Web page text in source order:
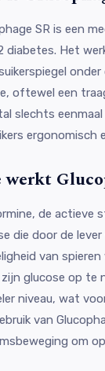
SR is een
diabetes. Het
oftewel een
slechts
ergonomisch
werkt
de actieve
die door de
van
glucose op te
niveau, wat
van
om